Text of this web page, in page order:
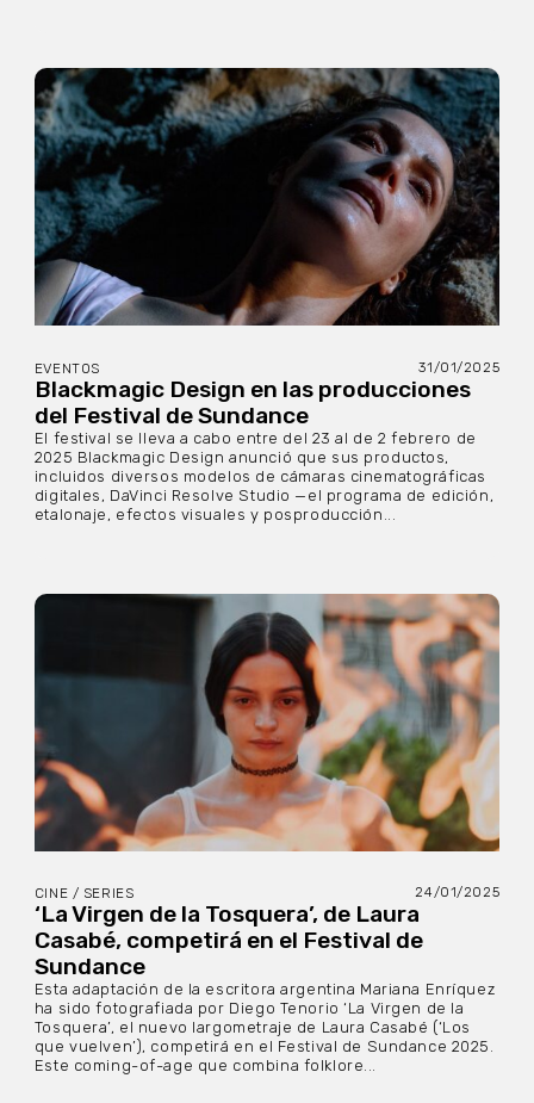
EVENTOS 31/01/2025
Blackmagic Design en las producciones
del Festival de Sundance
El festival se lleva a cabo entre del 23 al de 2 febrero de
2025 Blackmagic Design anunció que sus productos,
incluidos diversos modelos de cámaras cinematográficas
digitales, DaVinci Resolve Studio —el programa de edición,
etalonaje, efectos visuales y posproducción...
CINE / SERIES 24/01/2025
‘La Virgen de la Tosquera’, de Laura
Casabé, competirá en el Festival de
Sundance
Esta adaptación de la escritora argentina Mariana Enríquez
ha sido fotografiada por Diego Tenorio ‘La Virgen de la
Tosquera’, el nuevo largometraje de Laura Casabé (‘Los
que vuelven’), competirá en el Festival de Sundance 2025.
Este coming-of-age que combina folklore...